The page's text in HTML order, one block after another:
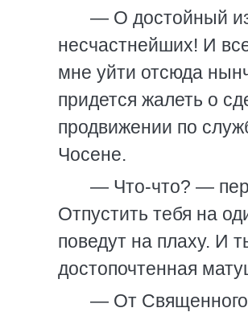
— О достойный
несчастнейших! И
мне уйти отсюда
придется жалеть о
продвижении по
Чосене.
— Что-что? —
Отпустить тебя на
поведут на плаху. И
достопочтенная
— От Священного